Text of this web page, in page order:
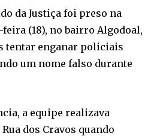
da Justiça foi preso na
(18), no bairro Algodoal,
tentar enganar policiais
um nome falso durante
a equipe realizava
dos Cravos quando